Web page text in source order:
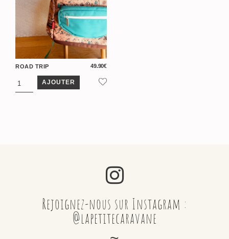
ROAD TRIP 49.90€
AJOUTER
Rejoignez-nous sur Instagram :
@lapetitecaravane